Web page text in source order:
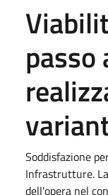
passo
Soddisfazione
Infrastrutture.
dell'opera nel